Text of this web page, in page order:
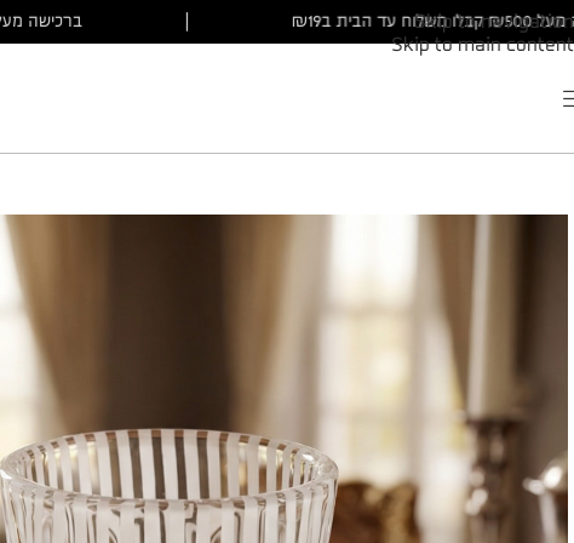
Skip to navigation
Skip to main content
ברכישה ברכישה מעל ₪500 קבלו משלוח עד הבית ב₪19